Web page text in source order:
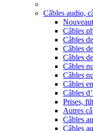
Câbles audio,
Câbles
Câbles
Câbles
Câbles
Câbles
Câbles
Câbles
Câbles
Prises,
Autres
Câbles
Câbles